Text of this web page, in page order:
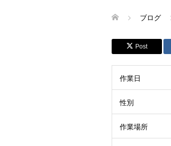
ブログ
Post
作業日
性別
作業場所